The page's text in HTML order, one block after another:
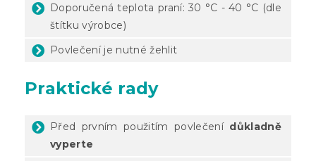
Doporučená teplota praní: 30 °C - 40 °C (dle
štítku výrobce)
Povlečení je nutné žehlit
Praktické rady
Před prvním použitím povlečení důkladně
vyperte